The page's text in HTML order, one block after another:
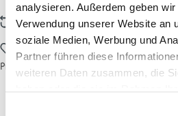
analysieren. Außerdem geben
Verwendung unserer Website an
soziale Medien, Werbung und
Partner führen diese
weiteren Daten zusammen, die
Zum Vergleich hinzufügen
Zum Merkzettel hinzufügen
Produktnummer: T001598